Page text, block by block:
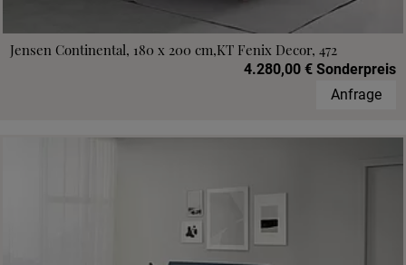
Jensen Continental, 180 x 200 cm,KT Fenix Decor, 472
4.280,00 € Sonderpreis
Anfrage